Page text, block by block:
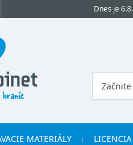
Dnes je
MATERIÁLY